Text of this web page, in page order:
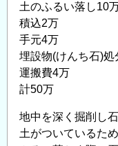
土のふるい落し10
積込2万
手元4万
埋設物(けんち石)
運搬費4万
計50万
地中を深く掘削し
土がついているた